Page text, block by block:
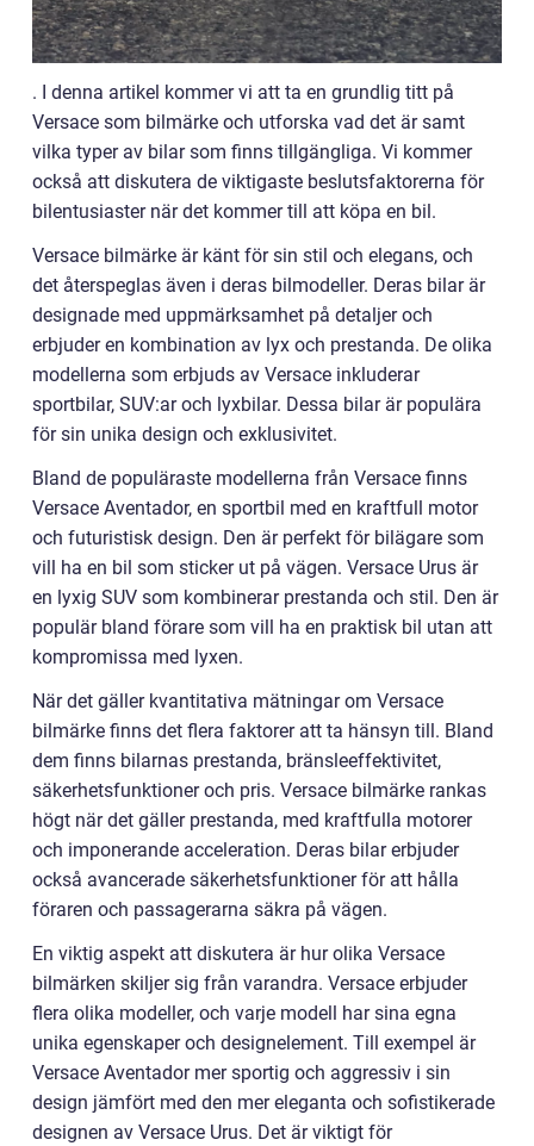
. I denna artikel kommer vi att ta en grundlig titt på
Versace som bilmärke och utforska vad det är samt
vilka typer av bilar som finns tillgängliga. Vi kommer
också att diskutera de viktigaste beslutsfaktorerna för
bilentusiaster när det kommer till att köpa en bil.
Versace bilmärke är känt för sin stil och elegans, och
det återspeglas även i deras bilmodeller. Deras bilar är
designade med uppmärksamhet på detaljer och
erbjuder en kombination av lyx och prestanda. De olika
modellerna som erbjuds av Versace inkluderar
sportbilar, SUV:ar och lyxbilar. Dessa bilar är populära
för sin unika design och exklusivitet.
Bland de populäraste modellerna från Versace finns
Versace Aventador, en sportbil med en kraftfull motor
och futuristisk design. Den är perfekt för bilägare som
vill ha en bil som sticker ut på vägen. Versace Urus är
en lyxig SUV som kombinerar prestanda och stil. Den är
populär bland förare som vill ha en praktisk bil utan att
kompromissa med lyxen.
När det gäller kvantitativa mätningar om Versace
bilmärke finns det flera faktorer att ta hänsyn till. Bland
dem finns bilarnas prestanda, bränsleeffektivitet,
säkerhetsfunktioner och pris. Versace bilmärke rankas
högt när det gäller prestanda, med kraftfulla motorer
och imponerande acceleration. Deras bilar erbjuder
också avancerade säkerhetsfunktioner för att hålla
föraren och passagerarna säkra på vägen.
En viktig aspekt att diskutera är hur olika Versace
bilmärken skiljer sig från varandra. Versace erbjuder
flera olika modeller, och varje modell har sina egna
unika egenskaper och designelement. Till exempel är
Versace Aventador mer sportig och aggressiv i sin
design jämfört med den mer eleganta och sofistikerade
designen av Versace Urus. Det är viktigt för